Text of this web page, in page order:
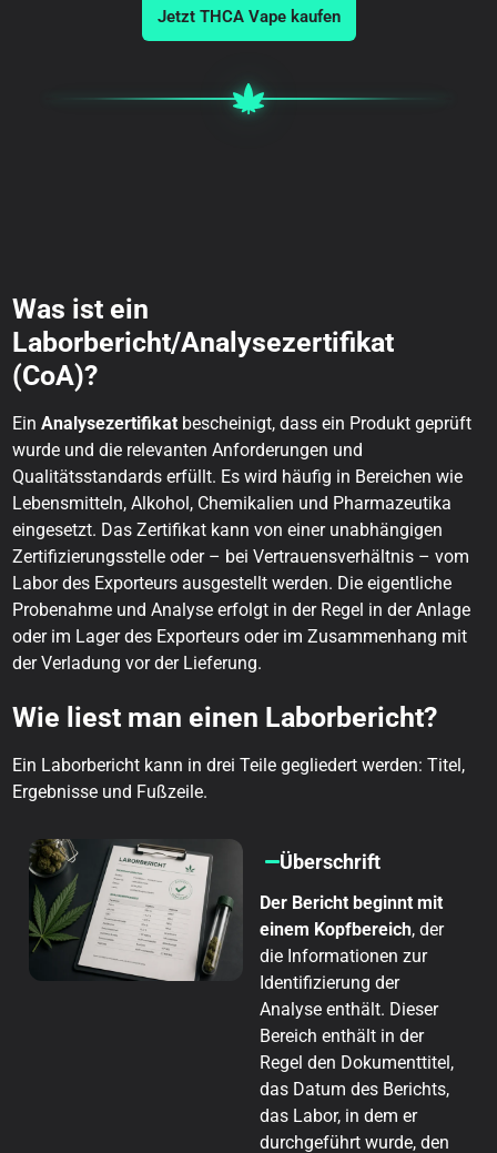
Jetzt THCA Vape kaufen
Was ist ein
Laborbericht/Analysezertifikat
(CoA)?
EinAnalysezertifikat bescheinigt, dass ein Produkt geprüft
wurde und die relevanten Anforderungen und
Qualitätsstandards erfüllt. Es wird häufig in Bereichen wie
Lebensmitteln, Alkohol, Chemikalien und Pharmazeutika
eingesetzt. Das Zertifikat kann von einer unabhängigen
Zertifizierungsstelle oder – bei Vertrauensverhältnis – vom
Labor des Exporteurs ausgestellt werden. Die eigentliche
Probenahme und Analyse erfolgt in der Regel in der Anlage
oder im Lager des Exporteurs oder im Zusammenhang mit
der Verladung vor der Lieferung.
Wie liest man einen Laborbericht?
Ein Laborbericht kann in drei Teile gegliedert werden: Titel,
Ergebnisse und Fußzeile.
Überschrift
Der Bericht beginnt mit
einem Kopfbereich, der
die Informationen zur
Identifizierung der
Analyse enthält. Dieser
Bereich enthält in der
Regel den Dokumenttitel,
das Datum des Berichts,
das Labor, in dem er
durchgeführt wurde, den